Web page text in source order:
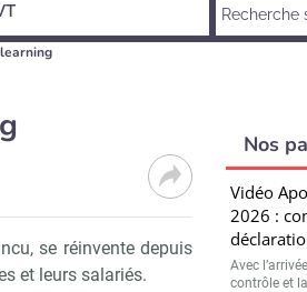
se réinvente depuis
et leurs salariés.
Nos
Vidéo
2026 :
Avec
contrôle et